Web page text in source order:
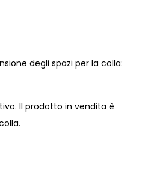
degli spazi per la colla:
Il prodotto in vendita è